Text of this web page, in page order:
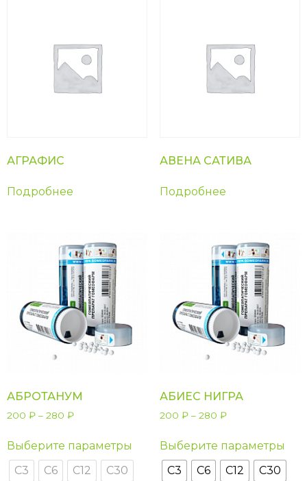
АГРАФИС
Подробнее
АВЕНА САТИВА
Подробнее
АБРОТАНУМ
200 ₽ – 280 ₽
Выберите параметры
С3
С6 С12 С30
АБИЕС НИГРА
200 ₽ – 280 ₽
Выберите параметры
С3
С6 С12 С30